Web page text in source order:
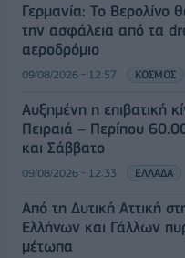
Γερμανία: Το Βερολίνο
την ασφάλεια από τα
αεροδρόμιο
09/08/2026 - 12:57 ΚΟΣΜΟΣ
Αυξημένη η επιβατική
Πειραιά – Περίπου
και Σάββατο
09/08/2026 - 12:33 ΕΛΛΑΔΑ
Από τη Δυτική Αττική
Ελλήνων και Γάλλων
μέτωπα